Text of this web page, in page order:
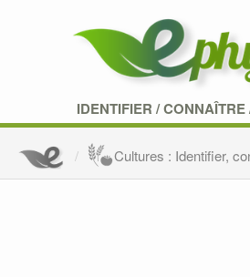
IDENTIFIER /CONNAÎTRE
Cultures : Identifier,